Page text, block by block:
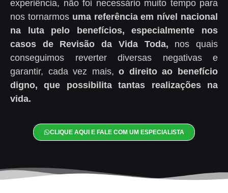
experiência, não foi necessário muito tempo para
nos tornarmos uma referência em nível nacional
na luta pelo benefícios,
especialmente nos
casos de Revisão da Vida Toda, nos quais
conseguimos reverter diversas negativas e
garantir, cada vez mais,o direito ao benefício
digno, que possibilita tantas realizações na
vida.
CLIQUE AQUI E FALE COM UM ESPECIALISTA